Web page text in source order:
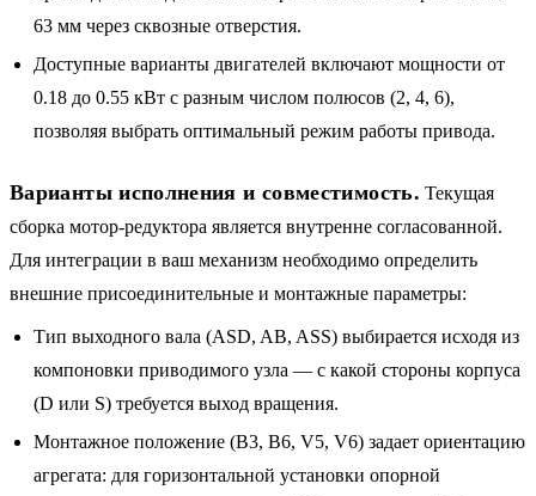
63 мм через сквозные отверстия.
Доступные варианты двигателей включают мощности от
0.18 до 0.55 кВт с разным числом полюсов (2, 4, 6),
позволяя выбрать оптимальный режим работы привода.
Варианты исполнения и совместимость. Текущая
сборка мотор-редуктора является внутренне согласованной.
Для интеграции в ваш механизм необходимо определить
внешние присоединительные и монтажные параметры:
Тип выходного вала (ASD, AB, ASS) выбирается исходя из
компоновки приводимого узла — с какой стороны корпуса
(D или S) требуется выход вращения.
Монтажное положение (B3, B6, V5, V6) задает ориентацию
агрегата: для горизонтальной установки опорной